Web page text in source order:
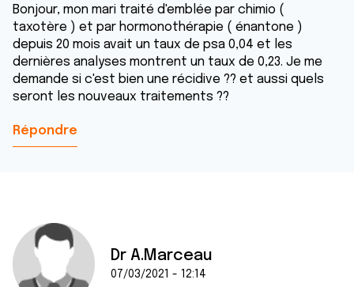
Bonjour, mon mari traité d'emblée par chimio (
taxotère ) et par hormonothérapie ( énantone )
depuis 20 mois avait un taux de psa 0,04 et les
dernières analyses montrent un taux de 0,23. Je me
demande si c'est bien une récidive ?? et aussi quels
seront les nouveaux traitements ??
Répondre
Dr A.Marceau
07/03/2021 - 12:14